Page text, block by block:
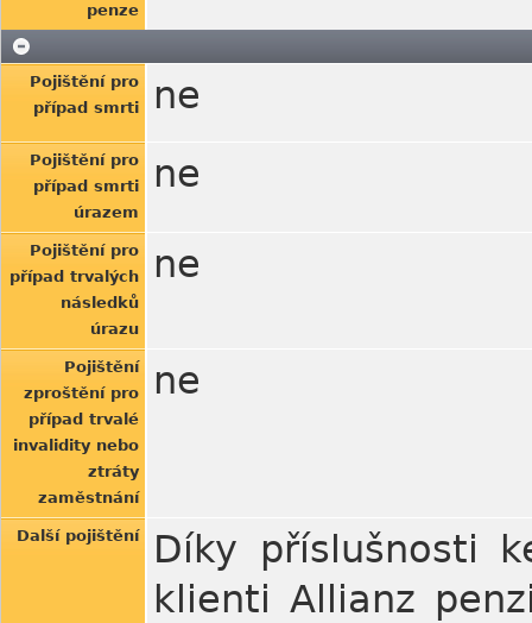
penze
Pojištění pro
případ smrti
ne
Pojištění pro
případ smrti
úrazem
ne
Pojištění pro
případ trvalých
následků
úrazu
ne
Pojištění
zproštění pro
případ trvalé
invalidity nebo
ztráty
zaměstnání
ne
Další pojištění
Díky příslušnosti
klienti Allianz